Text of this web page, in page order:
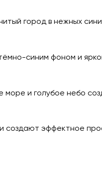
город в нежных
синим фоном и
и голубое небо
создают эффектное